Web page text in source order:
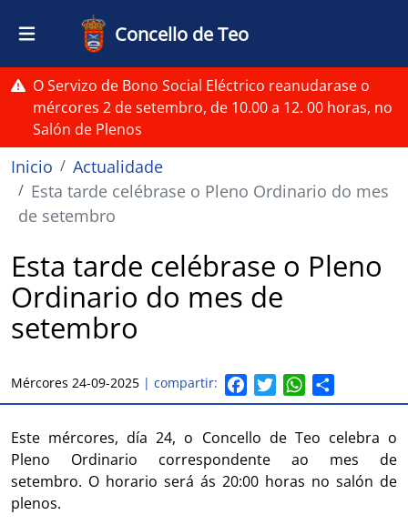
Ir o contido principal
Concello de Teo
O Servizo de Bono Social Eléctrico reanudarase o
mércores 2 de setembro, de 10.00 a 12. 00 horas, no
Salón de Plenos
Miga de pan
Inicio
Actualidade
Esta tarde celébrase o Pleno Ordinario do mes
de setembro
Esta tarde celébrase o Pleno
Ordinario do mes de
setembro
Mércores 24-09-2025 | compartir:
a
c
e
b
o
w
i
t
e
W
h
t
s
A
h
r
e
Este mércores, día 24, o Concello de Teo celebra o
Pleno Ordinario correspondente ao mes de
setembro. O horario será ás 20:00 horas no salón de
plenos.